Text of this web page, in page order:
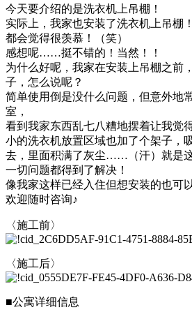
今天要介绍的是洗衣机上吊棚！
实际上，我家也安装了洗衣机上吊棚
都会觉得很羡慕！（笑）
感想呢……挺不错的！当然！！
为什么好呢，我家在安装上吊棚之前
子，怎么说呢？
简单使用倒是没什么问题，但意外地
室，
看到我家东西乱七八糟地摆着让我觉
小的洗衣机放置区域也加了个架子，
去，里面积满了灰尘……（汗）就是这
一切问题都得到了解决！
像我家这样已经入住但想安装的也可
欢迎随时咨询♪
〈施工前〉
〈施工后〉
■公寓详细信息